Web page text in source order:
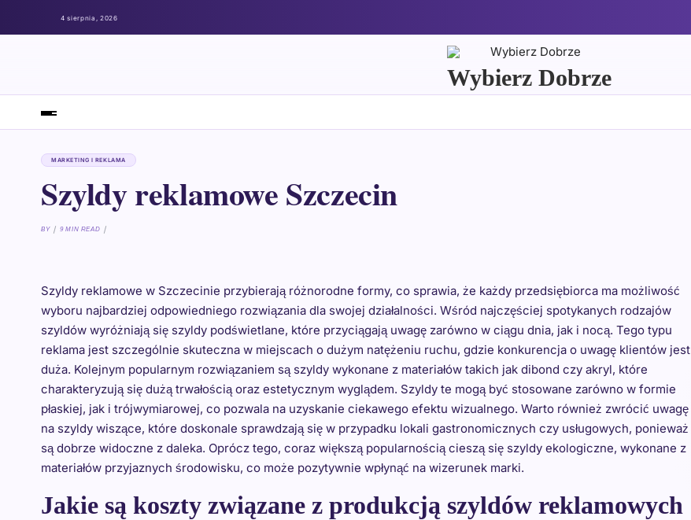
4 sierpnia, 2026
Wybierz Dobrze
MARKETING I REKLAMA
Szyldy reklamowe Szczecin
BY 9 MIN READ
Szyldy reklamowe w Szczecinie przybierają różnorodne formy, co sprawia, że każdy przedsiębiorca ma możliwość
wyboru najbardziej odpowiedniego rozwiązania dla swojej działalności. Wśród najczęściej spotykanych rodzajów
szyldów wyróżniają się szyldy podświetlane, które przyciągają uwagę zarówno w ciągu dnia, jak i nocą. Tego typu
reklama jest szczególnie skuteczna w miejscach o dużym natężeniu ruchu, gdzie konkurencja o uwagę klientów jest
duża. Kolejnym popularnym rozwiązaniem są szyldy wykonane z materiałów takich jak dibond czy akryl, które
charakteryzują się dużą trwałością oraz estetycznym wyglądem. Szyldy te mogą być stosowane zarówno w formie
płaskiej, jak i trójwymiarowej, co pozwala na uzyskanie ciekawego efektu wizualnego. Warto również zwrócić uwagę
na szyldy wiszące, które doskonale sprawdzają się w przypadku lokali gastronomicznych czy usługowych, ponieważ
są dobrze widoczne z daleka. Oprócz tego, coraz większą popularnością cieszą się szyldy ekologiczne, wykonane z
materiałów przyjaznych środowisku, co może pozytywnie wpłynąć na wizerunek marki.
Jakie są koszty związane z produkcją szyldów reklamowych